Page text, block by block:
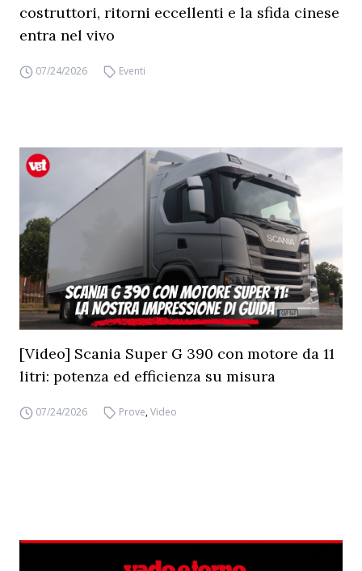
costruttori, ritorni eccellenti e la sfida cinese
entra nel vivo
07/24/2026 Eventi
[Video] Scania Super G 390 con motore da 11
litri: potenza ed efficienza su misura
07/24/2026 Prove,Video